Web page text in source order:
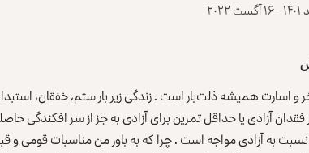
اسارت همیشه ذلت‌بار است . زندگی زیر بار ستم، خفقان،
آزادی یا حداقل تمرین برای آزادی به جز از سر افکندگی
به آزادی مواجه است . چرا که به باور من مناسبات قومی و